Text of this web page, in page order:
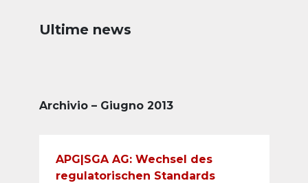
Ultime news
Archivio – Giugno 2013
APG|SGA AG: Wechsel des
regulatorischen Standards